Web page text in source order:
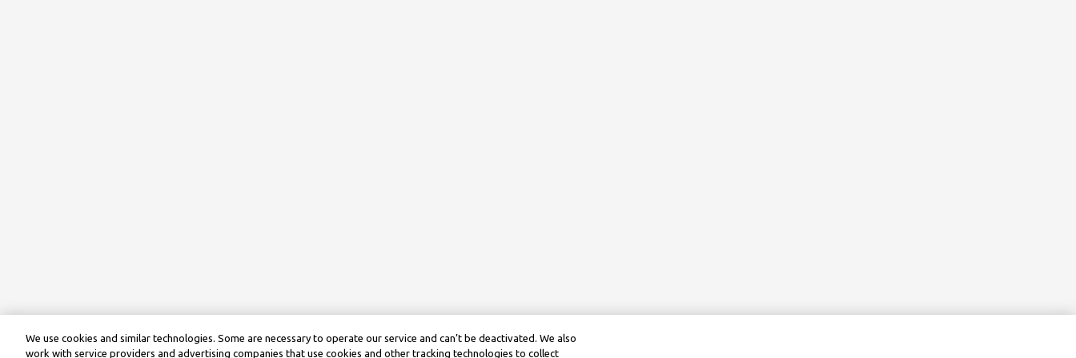
We use cookies and similar technologies. Some are necessary to operate our service and can’t be deactivated. We also
work with service providers and advertising companies that use cookies and other tracking technologies to collect